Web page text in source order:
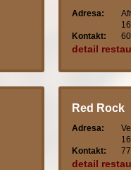
Adresa:
Kontakt:
detail
Red Rock
Adresa:
Kontakt:
detail